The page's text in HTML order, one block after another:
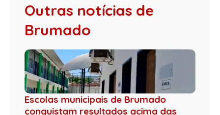
Outras notícias de
Brumado
Escolas municipais de Brumado
conquistam resultados acima das